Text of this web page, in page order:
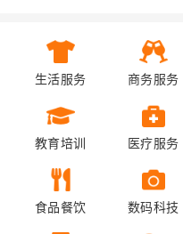
生活服务 商务服务
教育培训 医疗服务
食品餐饮 数码科技